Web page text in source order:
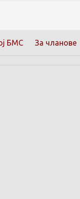
БМС За чланове